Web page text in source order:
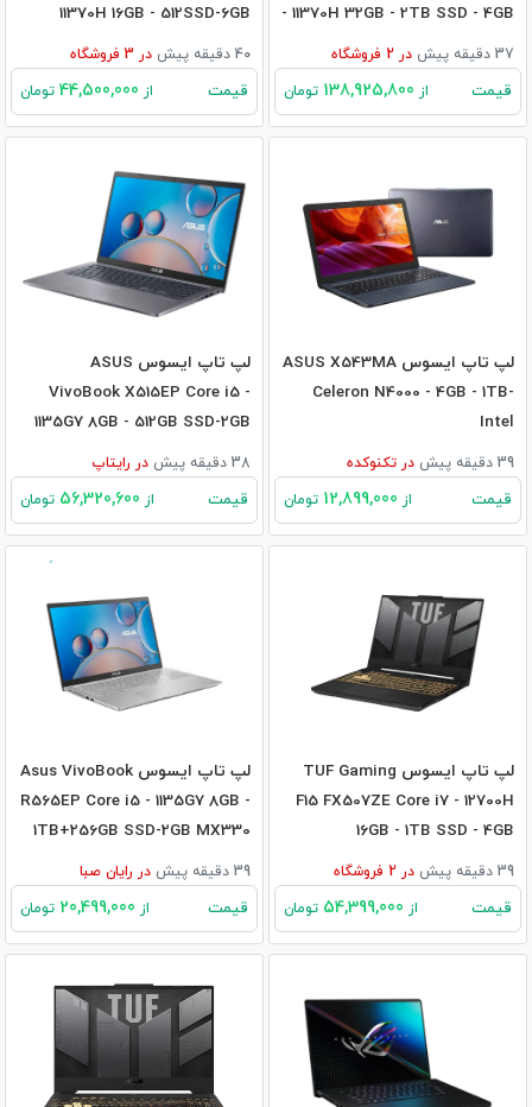
- 11370H 32GB - 2TB SSD - 4GB
RTX3050Ti
37 دقیقه پیش در فروشگاه
قیمت از تومان
11370H 16GB - 512SSD-6GB
RTX306040 دقیقه پیش در فروشگاه
قیمت از تومان
لپ تاپ ایسوس ASUS X543MA
Celeron N4000 - 4GB - 1TB-
Intel
39 دقیقه پیش در تکنوکده
قیمت از تومان
لپ تاپ ایسوس ASUS
VivoBook X515EP Core i5 -
1135G7 8GB - 512GB SSD-2GB
MX33038 دقیقه پیش در رایتاپ
قیمت از تومان
لپ تاپ ایسوس TUF Gaming
F15 FX507ZE Core i7 - 12700H
16GB - 1TB SSD - 4GB
RTX3050TI
39 دقیقه پیش در فروشگاه
قیمت از تومان
لپ تاپ ایسوس Asus VivoBook
R565EP Core i5 - 1135G7 8GB -
1TB+256GB SSD-2GB MX330
39 دقیقه پیش در رایان صبا
قیمت از تومان